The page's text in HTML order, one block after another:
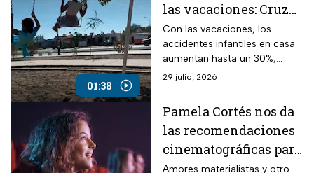
01:38
las vacaciones: Cruz
Roja revela zonas
mayor de riesgo
Con las vacaciones, los
accidentes infantiles en casa
aumentan hasta un 30%,
según la Cruz Roja; ¿Cuáles
29 julio, 2026
Pamela Cortés nos da
las recomendaciones
cinematográficas para
este inicio de Agosto
Amores materialistas y otro